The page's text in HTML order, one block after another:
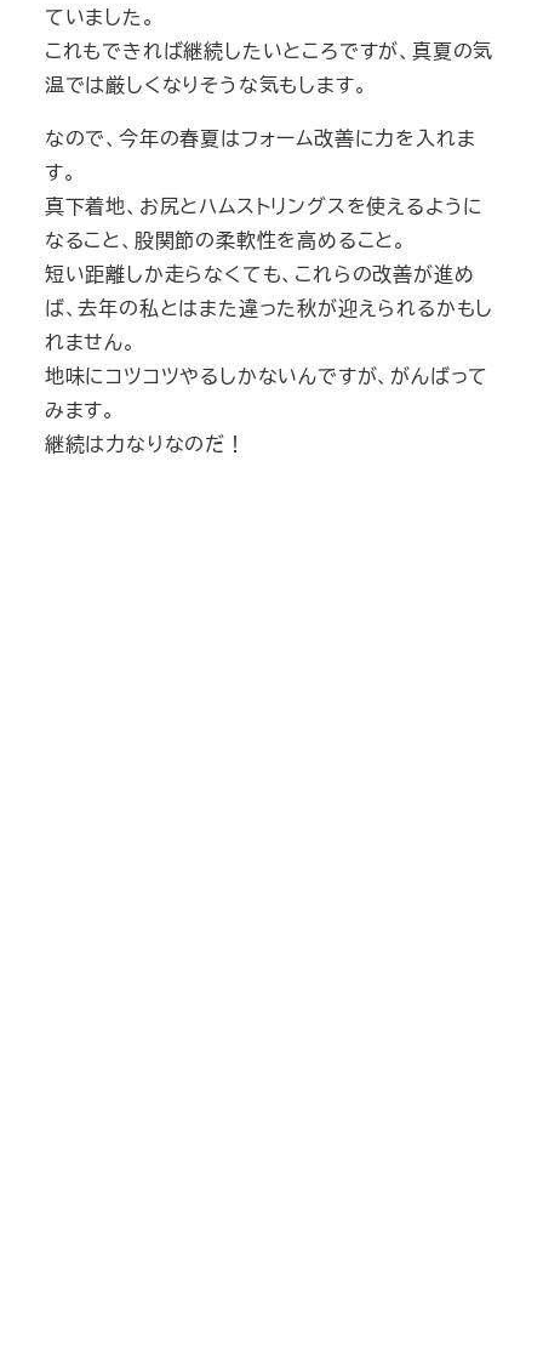
ていました。
これもできれば継続したいところですが、真夏の気
温では厳しくなりそうな気もします。
なので、今年の春夏はフォーム改善に力を入れま
す。
真下着地、お尻とハムストリングスを使えるように
なること、股関節の柔軟性を高めること。
短い距離しか走らなくても、これらの改善が進め
ば、去年の私とはまた違った秋が迎えられるかもし
れません。
地味にコツコツやるしかないんですが、がんばって
みます。
継続は力なりなのだ！